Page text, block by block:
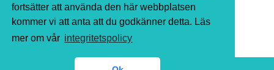
fortsätter att använda den här webbplatsen
kommer vi att anta att du godkänner detta. Läs
mer om vår integritetspolicy
hänvisar till1177.seeller telefon 1177 för
sjukvårdsrådgivning.